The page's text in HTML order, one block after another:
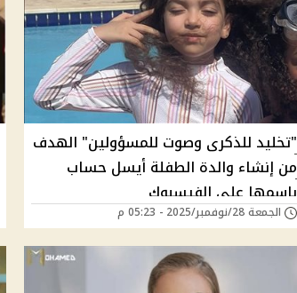
"تخليد للذكرى وصوت للمسؤولين" الهدف
من إنشاء والدة الطفلة أيسل حساب
باسمها على الفيسبوك
الجمعة 28/نوفمبر/2025 - 05:23 م